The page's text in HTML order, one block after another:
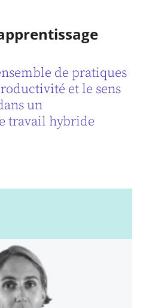
de pratiques
et le sens
un
travail hybride